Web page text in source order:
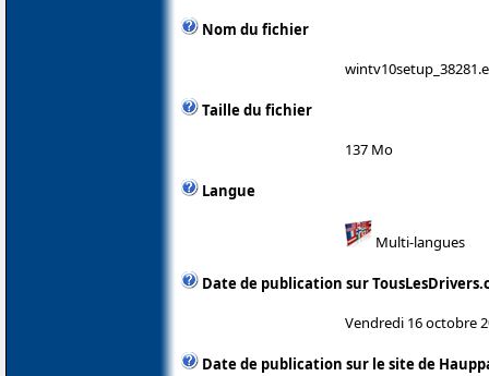
Nom du fichier
Taille du fichier
137 Mo
Langue
Multi-langues
Date de publication sur
Vendredi 16 octobre
Date de publication sur le site de